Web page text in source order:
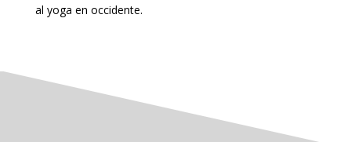
al yoga en occidente.